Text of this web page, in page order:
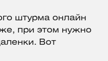
штурма онлайн
при этом нужно
Вот